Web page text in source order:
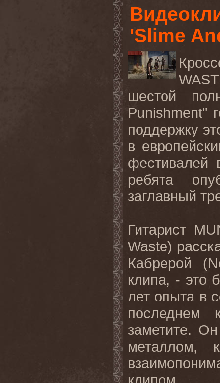
'Slime
шестой
Punishment"
поддержку
в
фестивалей
ребята
заглавный
Гитарист
Waste)
Кабрерой (
клипа, - это
лет опыта в
последнем
заметите.